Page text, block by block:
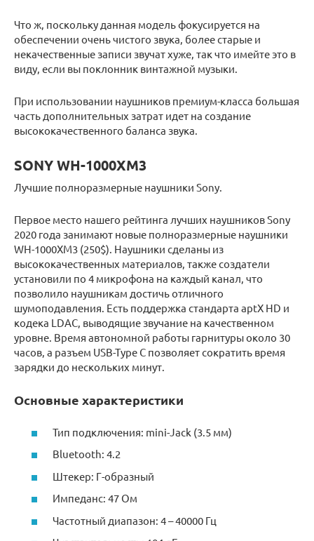
Что ж, поскольку данная модель фокусируется на
обеспечении очень чистого звука, более старые и
некачественные записи звучат хуже, так что имейте это в
виду, если вы поклонник винтажной музыки.
При использовании наушников премиум-класса большая
часть дополнительных затрат идет на создание
высококачественного баланса звука.
SONY WH-1000XM3
Лучшие полноразмерные наушники Sony.
Первое место нашего рейтинга лучших наушников Sony
2020 года занимают новые полноразмерные наушники
WH-1000XM3 (250$). Наушники сделаны из
высококачественных материалов, также создатели
установили по 4 микрофона на каждый канал, что
позволило наушникам достичь отличного
шумоподавления. Есть поддержка стандарта aptX HD и
кодека LDAC, выводящие звучание на качественном
уровне. Время автономной работы гарнитуры около 30
часов, а разъем USB-Type C позволяет сократить время
зарядки до нескольких минут.
Основные характеристики
Тип подключения: mini-Jack (3.5 мм)
Bluetooth: 4.2
Штекер: Г-образный
Импеданс: 47 Ом
Частотный диапазон: 4 – 40000 Гц